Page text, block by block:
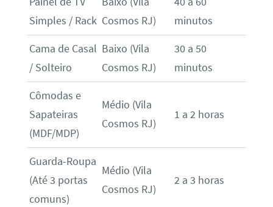
Simples / Rack Cosmos RJ)
minutos
Cama de Casal
/ Solteiro
Baixo (Vila
Cosmos RJ)
30 a 50
minutos
Cômodas e
Sapateiras
(MDF/MDP)
Médio (Vila
Cosmos RJ)
1 a 2 horas
Guarda-Roupa
(Até 3 portas
comuns)
Médio (Vila
Cosmos RJ)
2 a 3 horas